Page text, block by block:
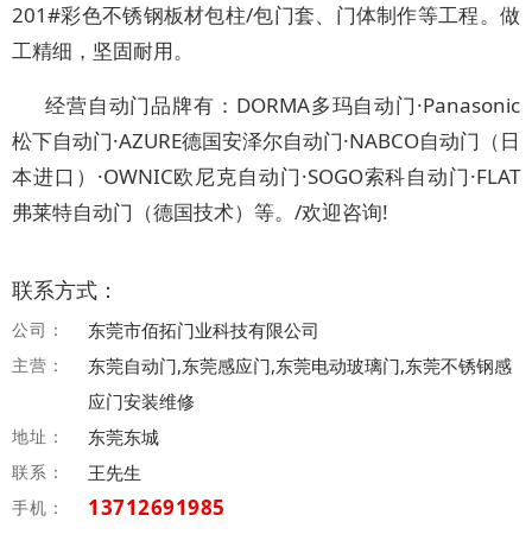
201#彩色不锈钢板材包柱/包门套、门体制作等工程。做
工精细，坚固耐用。
经营自动门品牌有：DORMA多玛自动门·Panasonic
松下自动门·AZURE德国安泽尔自动门·NABCO自动门（日
本进口）·OWNIC欧尼克自动门·SOGO索科自动门·FLAT
弗莱特自动门（德国技术）等。/欢迎咨询!
联系方式：
公司： 东莞市佰拓门业科技有限公司
主营：
东莞自动门,东莞感应门,东莞电动玻璃门,东莞不锈钢感
应门安装维修
地址： 东莞东城
联系： 王先生
手机： 13712691985